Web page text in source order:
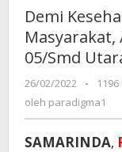
Demi
Masyarakat,
05/Smd
26/02/2022
oleh
-
oleh paradigma1
SAMARINDA,